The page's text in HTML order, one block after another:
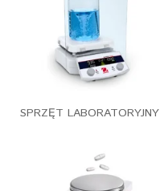
SPRZĘT LABORATORYJNY